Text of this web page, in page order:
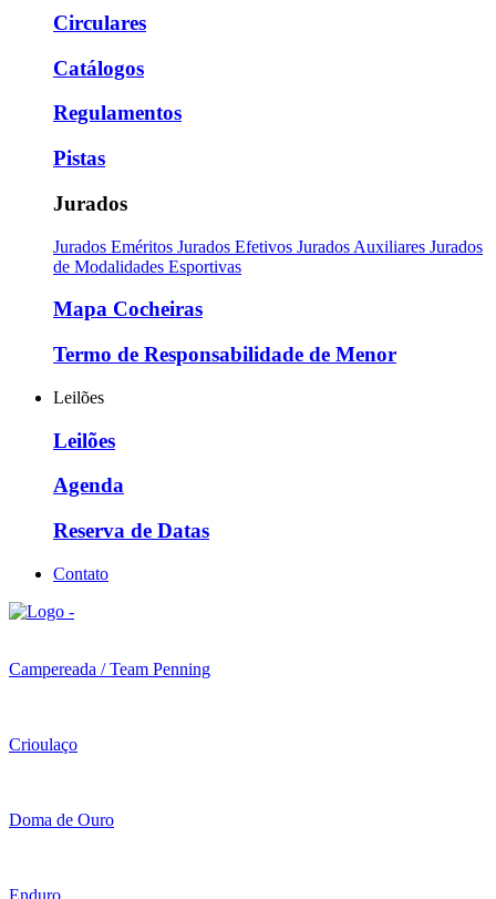
Circulares
Catálogos
Regulamentos
Pistas
Jurados
Jurados Eméritos Jurados Efetivos Jurados Auxiliares Jurados
de Modalidades Esportivas
Mapa Cocheiras
Termo de Responsabilidade de Menor
Leilões
Leilões
Agenda
Reserva de Datas
Contato
Campereada / Team Penning
Crioulaço
Doma de Ouro
Enduro